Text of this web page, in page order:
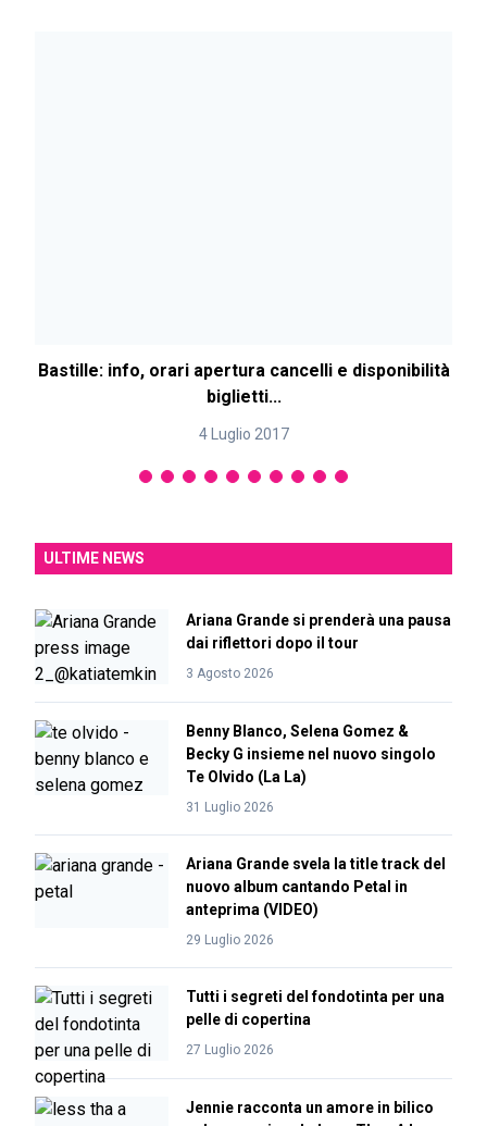
Bastille: info, orari apertura cancelli e disponibilità
biglietti...
4 Luglio 2017
ULTIME NEWS
Ariana Grande si prenderà una pausa
dai riflettori dopo il tour
3 Agosto 2026
Benny Blanco, Selena Gomez &
Becky G insieme nel nuovo singolo
Te Olvido (La La)
31 Luglio 2026
Ariana Grande svela la title track del
nuovo album cantando Petal in
anteprima (VIDEO)
29 Luglio 2026
Tutti i segreti del fondotinta per una
pelle di copertina
27 Luglio 2026
Jennie racconta un amore in bilico